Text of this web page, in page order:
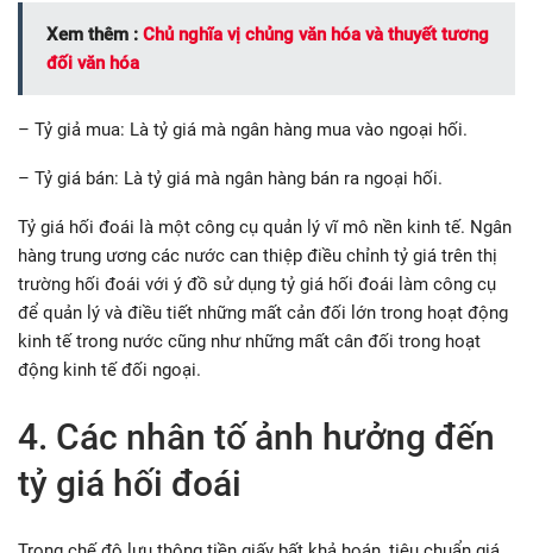
Xem thêm : Chủ nghĩa vị chủng văn hóa và thuyết tương
đối văn hóa
– Tỷ giả mua: Là tỷ giá mà ngân hàng mua vào ngoại hối.
– Tỷ giá bán: Là tỷ giá mà ngân hàng bán ra ngoại hối.
Tỷ giá hối đoái là một công cụ quản lý vĩ mô nền kinh tế. Ngân
hàng trung ương các nước can thiệp điều chỉnh tỷ giá trên thị
trường hối đoái với ý đồ sử dụng tỷ giá hối đoái làm công cụ
để quản lý và điều tiết những mất cản đối lớn trong hoạt động
kinh tế trong nước cũng như những mất cân đối trong hoạt
động kinh tế đối ngoại.
4. Các nhân tố ảnh hưởng đến
tỷ giá hối đoái